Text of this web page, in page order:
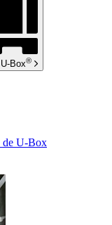
U-Box®
de U-Box